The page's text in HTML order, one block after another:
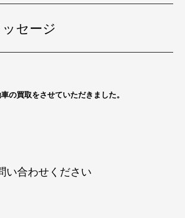
セージ
の買取をさせていただきました。
い合わせください